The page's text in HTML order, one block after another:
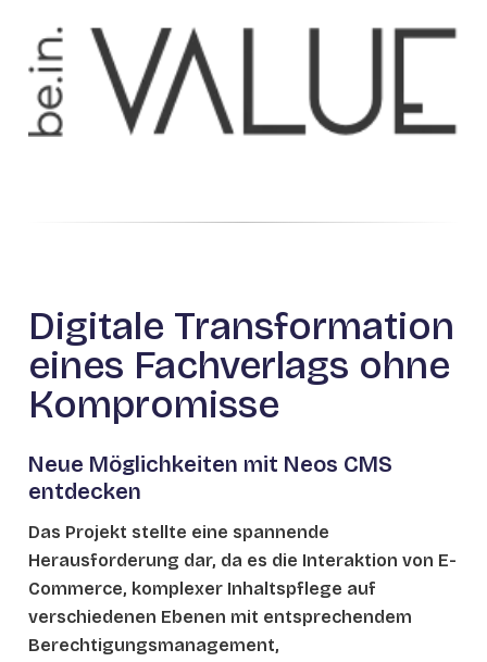
Digitale Transformation
eines Fachverlags ohne
Kompromisse
Neue Möglichkeiten mit Neos CMS
entdecken
Das Projekt stellte eine spannende
Herausforderung dar, da es die Interaktion von E-
Commerce, komplexer Inhaltspflege auf
verschiedenen Ebenen mit entsprechendem
Berechtigungsmanagement,